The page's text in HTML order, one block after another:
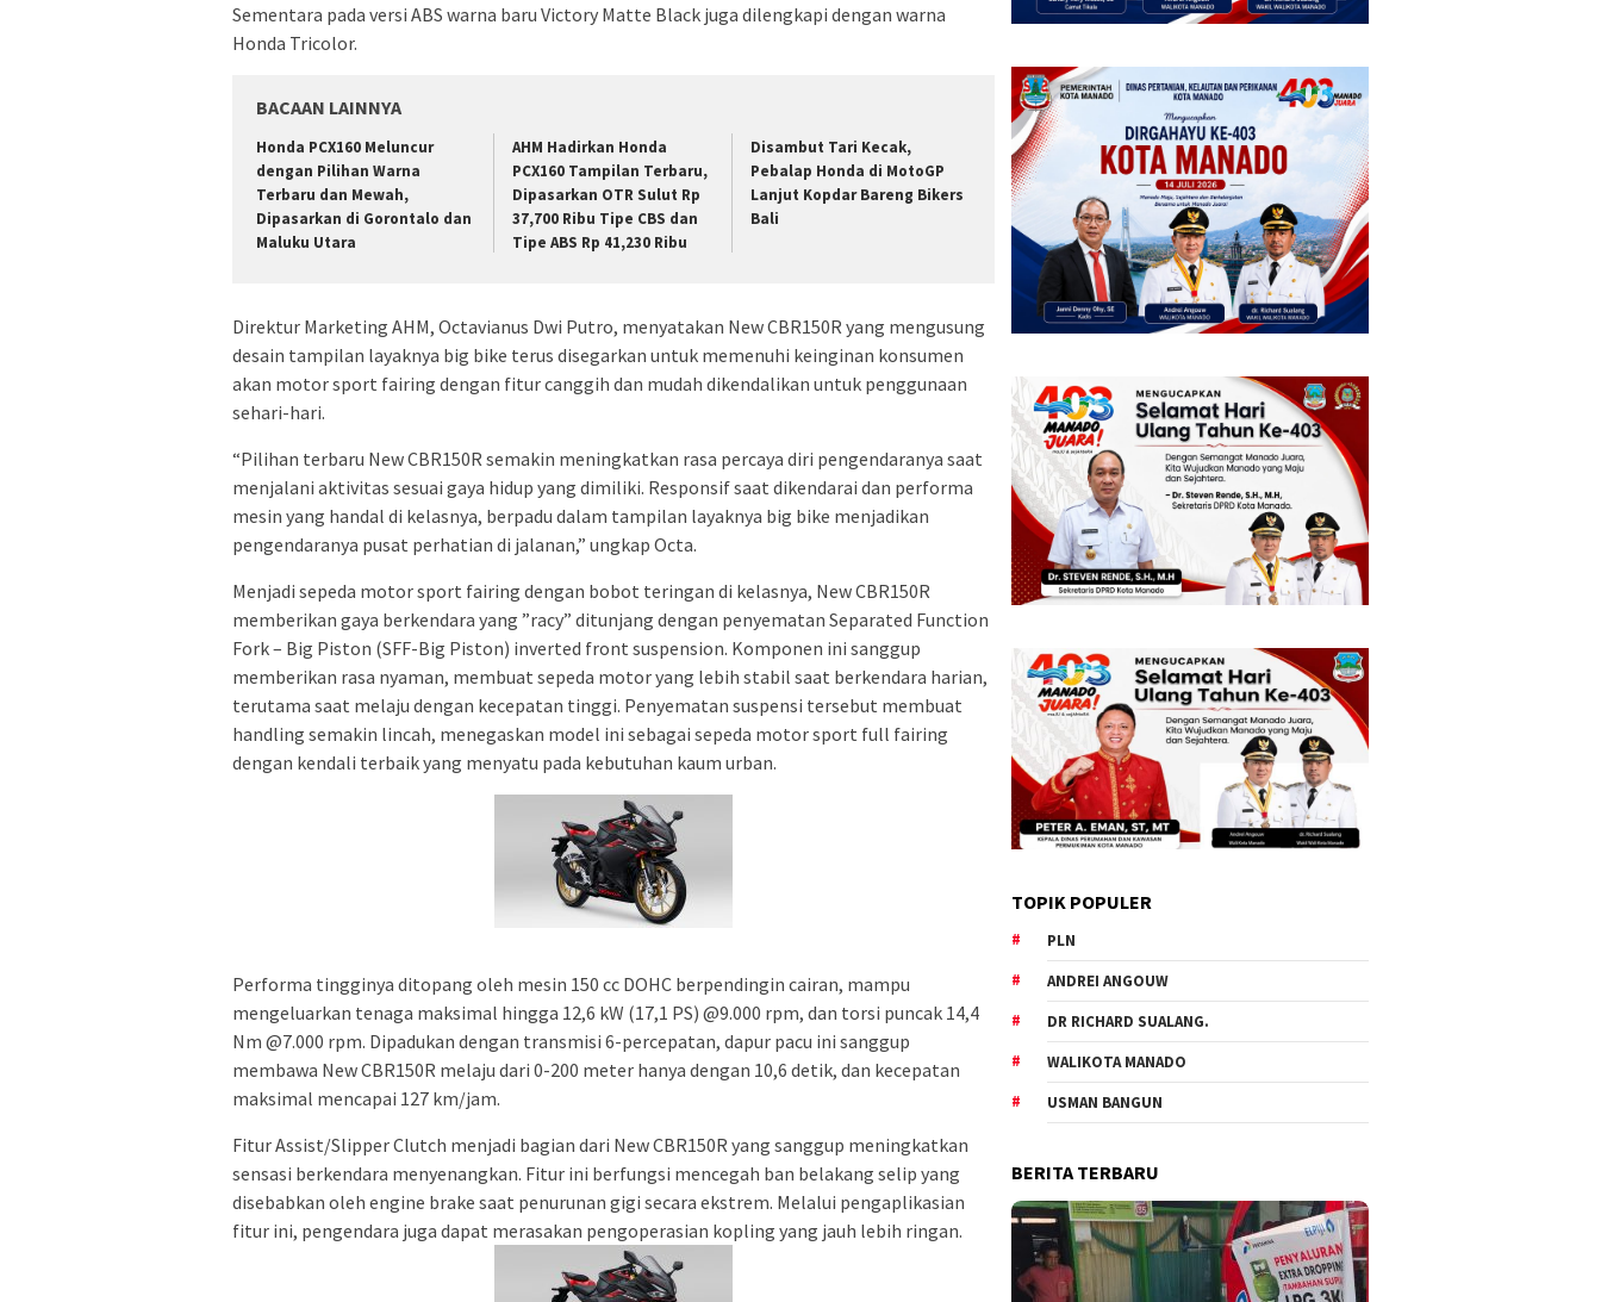
Sementara pada versi ABS warna baru Victory Matte Black juga dilengkapi dengan warna
Honda Tricolor.
BACAAN LAINNYA
Honda PCX160 Meluncur
dengan Pilihan Warna
Terbaru dan Mewah,
Dipasarkan di Gorontalo dan
Maluku Utara
AHM Hadirkan Honda
PCX160 Tampilan Terbaru,
Dipasarkan OTR Sulut Rp
37,700 Ribu Tipe CBS dan
Tipe ABS Rp 41,230 Ribu
Disambut Tari Kecak,
Pebalap Honda di MotoGP
Lanjut Kopdar Bareng Bikers
Bali
Direktur Marketing AHM, Octavianus Dwi Putro, menyatakan New CBR150R yang mengusung
desain tampilan layaknya big bike terus disegarkan untuk memenuhi keinginan konsumen
akan motor sport fairing dengan fitur canggih dan mudah dikendalikan untuk penggunaan
sehari-hari.
“Pilihan terbaru New CBR150R semakin meningkatkan rasa percaya diri pengendaranya saat
menjalani aktivitas sesuai gaya hidup yang dimiliki. Responsif saat dikendarai dan performa
mesin yang handal di kelasnya, berpadu dalam tampilan layaknya big bike menjadikan
pengendaranya pusat perhatian di jalanan,” ungkap Octa.
Menjadi sepeda motor sport fairing dengan bobot teringan di kelasnya, New CBR150R
memberikan gaya berkendara yang ”racy” ditunjang dengan penyematan Separated Function
Fork – Big Piston (SFF-Big Piston) inverted front suspension. Komponen ini sanggup
memberikan rasa nyaman, membuat sepeda motor yang lebih stabil saat berkendara harian,
terutama saat melaju dengan kecepatan tinggi. Penyematan suspensi tersebut membuat
handling semakin lincah, menegaskan model ini sebagai sepeda motor sport full fairing
dengan kendali terbaik yang menyatu pada kebutuhan kaum urban.
Performa tingginya ditopang oleh mesin 150 cc DOHC berpendingin cairan, mampu
mengeluarkan tenaga maksimal hingga 12,6 kW (17,1 PS) @9.000 rpm, dan torsi puncak 14,4
Nm @7.000 rpm. Dipadukan dengan transmisi 6-percepatan, dapur pacu ini sanggup
membawa New CBR150R melaju dari 0-200 meter hanya dengan 10,6 detik, dan kecepatan
maksimal mencapai 127 km/jam.
Fitur Assist/Slipper Clutch menjadi bagian dari New CBR150R yang sanggup meningkatkan
sensasi berkendara menyenangkan. Fitur ini berfungsi mencegah ban belakang selip yang
disebabkan oleh engine brake saat penurunan gigi secara ekstrem. Melalui pengaplikasian
fitur ini, pengendara juga dapat merasakan pengoperasian kopling yang jauh lebih ringan.
TOPIK POPULER
PLN
ANDREI ANGOUW
DR RICHARD SUALANG.
WALIKOTA MANADO
USMAN BANGUN
BERITA TERBARU